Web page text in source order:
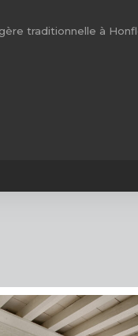
traditionnelle à